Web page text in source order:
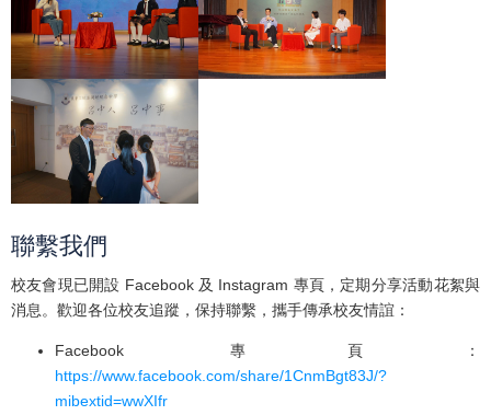
聯繫我們
校友會現已開設 Facebook 及 Instagram 專頁，定期分享活動花絮與
消息。歡迎各位校友追蹤，保持聯繫，攜手傳承校友情誼：
Facebook 專頁：
https://www.facebook.com/share/1CnmBgt83J/?
mibextid=wwXIfr